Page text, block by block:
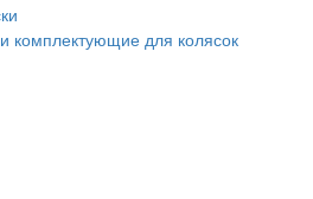
комплектующие для колясок